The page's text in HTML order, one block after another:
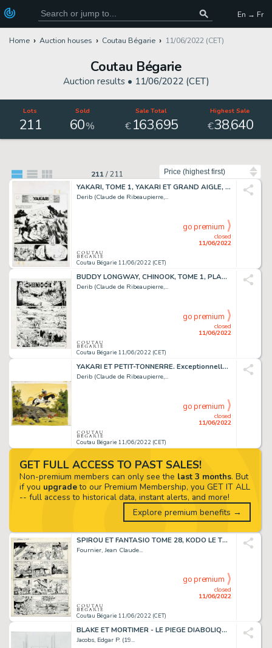
En → Fr
Home Auction houses Coutau Bégarie 11/06/2022 (CET)
Coutau Bégarie
Auction results • 11/06/2022 (CET)
Lots
211
Sold
60%
Sale Total
€ 163,695
Highest Sale
€38,640
211/211
YAKARI, TOME 1, YAKARI ET GRAND AIGLE, PAGE 3. Planche...
Derib (Claude de Ribeaupierre,...
Coutau Bégarie 11/06/2022 (CET)
closed
11/06/2022
go premium
BUDDY LONGWAY, CHINOOK, TOME 1, PLANCHE 1. Encre de...
Derib (Claude de Ribeaupierre,...
Coutau Bégarie 11/06/2022 (CET)
closed
11/06/2022
go premium
YAKARI ET PETIT-TONNERRE. Exceptionnelle illustration...
Derib (Claude de Ribeaupierre,...
Coutau Bégarie 11/06/2022 (CET)
closed
11/06/2022
go premium
SPIROU ET FANTASIO TOME 28, KODO LE TYRAN, PAGE 2. Crayon...
Fournier, Jean Claude...
Coutau Bégarie 11/06/2022 (CET)
closed
11/06/2022
go premium
BLAKE ET MORTIMER - LE PIEGE DIABOLIQUE. Crayonné préparatoire...
Jacobs, Edgar P. (19...
GET FULL ACCESS TO PAST SALES!
Non-premium members can only see the last 3 months. But
if you upgradeto our Premium Membership, you GET IT ALL
-- full access to historical data, instant alerts, and more!
Explore premium benefits →